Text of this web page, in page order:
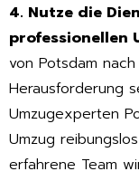
4. Nutze die
professionellen
von Potsdam
Herausforderung
Umzugexperten
Umzug
erfahrene Team